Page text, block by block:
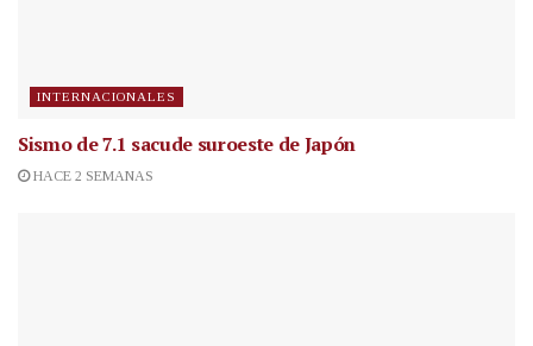
INTERNACIONALES
Sismo de 7.1 sacude suroeste de Japón
HACE 2 SEMANAS